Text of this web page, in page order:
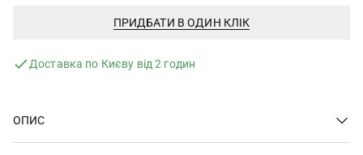
ПРИДБАТИ В ОДИН КЛІК
Доставка по Києву від 2 годин
ОПИС